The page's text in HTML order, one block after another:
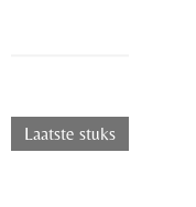
Laatste stuks